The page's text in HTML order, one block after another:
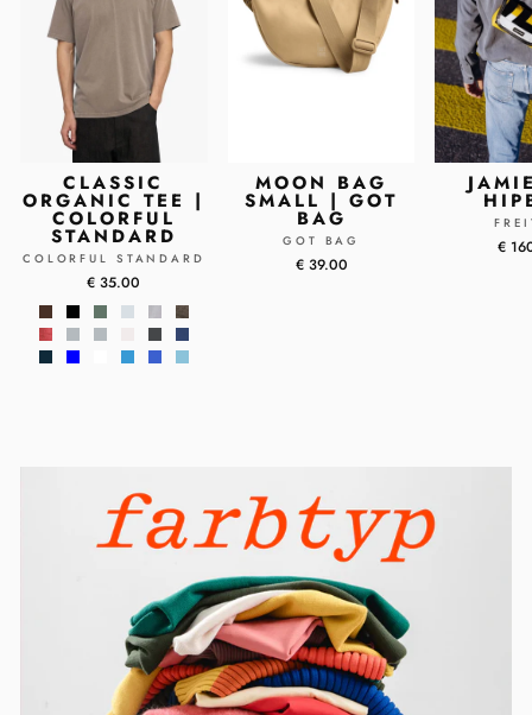
CLASSIC
ORGANIC TEE |
COLORFUL
STANDARD
COLORFUL STANDARD
€ 35.00
MOON BAG
SMALL | GOT
BAG
GOT BAG
€ 39.00
€